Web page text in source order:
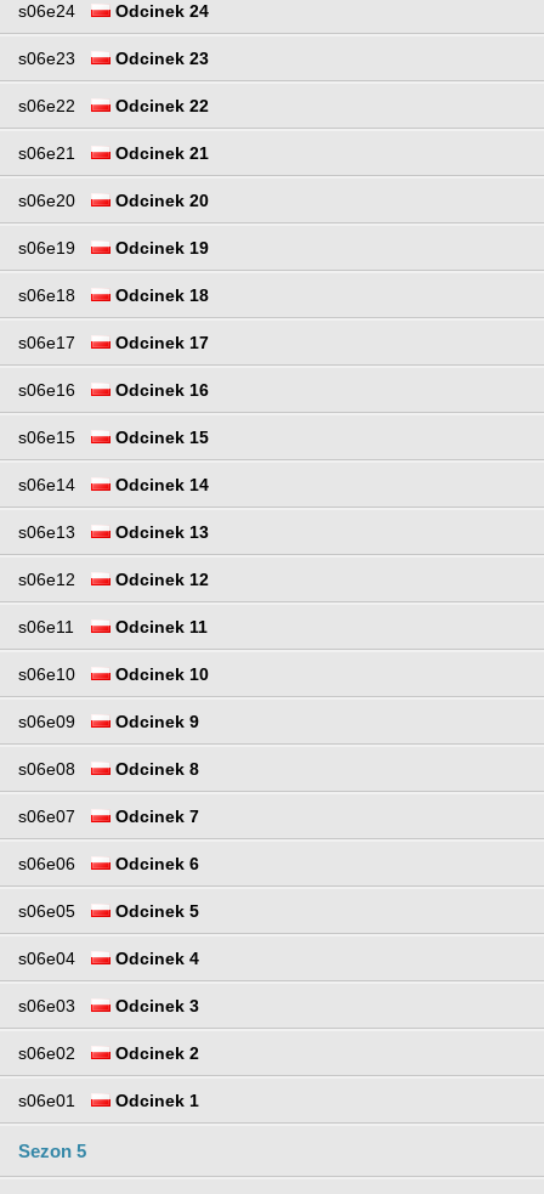
s06e24 Odcinek 24
s06e23 Odcinek 23
s06e22 Odcinek 22
s06e21 Odcinek 21
s06e20 Odcinek 20
s06e19 Odcinek 19
s06e18 Odcinek 18
s06e17 Odcinek 17
s06e16 Odcinek 16
s06e15 Odcinek 15
s06e14 Odcinek 14
s06e13 Odcinek 13
s06e12 Odcinek 12
s06e11 Odcinek 11
s06e10 Odcinek 10
s06e09 Odcinek 9
s06e08 Odcinek 8
s06e07 Odcinek 7
s06e06 Odcinek 6
s06e05 Odcinek 5
s06e04 Odcinek 4
s06e03 Odcinek 3
s06e02 Odcinek 2
s06e01 Odcinek 1
Sezon 5